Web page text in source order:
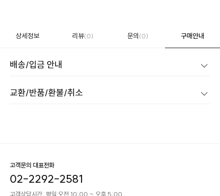
상세정보 리뷰(0) 문의 (0) 구매안내
배송/입금 안내
교환/반품/환불/취소
고객문의 대표전화
02-2292-2581
고객상담시간: 평일 오전 10:00 ~ 오후 5:00